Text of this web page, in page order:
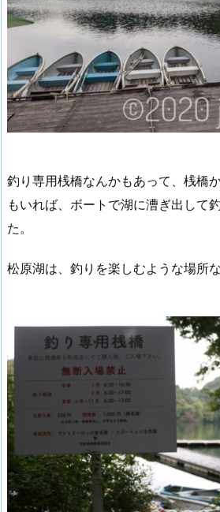
釣り専用桟橋なんかもあって、桟橋
もいれば、ボートで湖に漕ぎ出して
た。
松原湖は、釣りを楽しむような場所